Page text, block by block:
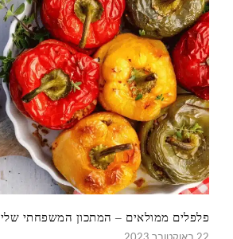
פלפלים ממולאים – המתכון המשפחתי שלי